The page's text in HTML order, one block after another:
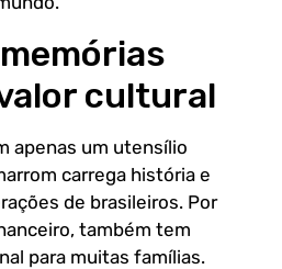
cultural
apenas um utensílio
carrega história e
de brasileiros. Por
também tem
para muitas famílias.